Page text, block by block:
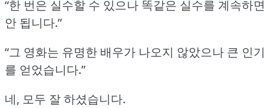
“한 번은 실수할 수 있으나 똑같은 실수를 계속하
안 됩니다.”
“그 영화는 유명한 배우가 나오지 않았으나 큰 인
를 얻었습니다.”
네, 모두 잘 하셨습니다.